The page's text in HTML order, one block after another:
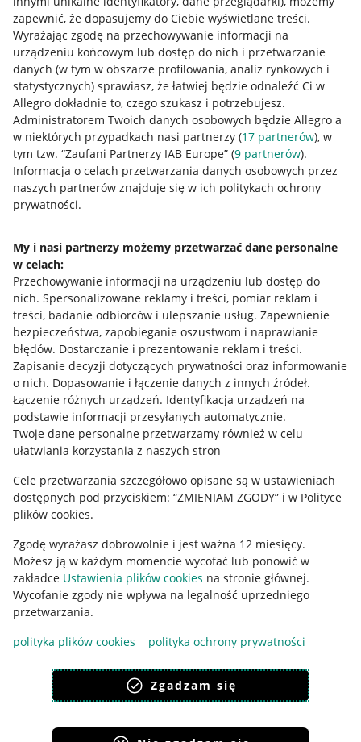
zapewnić, że dopasujemy do Ciebie wyświetlane treści.
Wyrażając zgodę na przechowywanie informacji na
urządzeniu końcowym lub dostęp do nich i przetwarzanie
danych (w tym w obszarze profilowania, analiz rynkowych i
statystycznych) sprawiasz, że łatwiej będzie odnaleźć Ci w
Allegro dokładnie to, czego szukasz i potrzebujesz.
Administratorem Twoich danych osobowych będzie Allegro a
w niektórych przypadkach nasi partnerzy (17 partnerów), w
tym tzw. “Zaufani Partnerzy IAB Europe” (9 partnerów).
Informacja o celach przetwarzania danych osobowych przez
naszych partnerów znajduje się w ich politykach ochrony
prywatności.
My i nasi partnerzy możemy przetwarzać dane personalne
w celach:
Przechowywanie informacji na urządzeniu lub dostęp do
nich. Spersonalizowane reklamy i treści, pomiar reklam i
treści, badanie odbiorców i ulepszanie usług. Zapewnienie
bezpieczeństwa, zapobieganie oszustwom i naprawianie
błędów. Dostarczanie i prezentowanie reklam i treści.
Zapisanie decyzji dotyczących prywatności oraz informowanie
o nich. Dopasowanie i łączenie danych z innych źródeł.
Łączenie różnych urządzeń. Identyfikacja urządzeń na
podstawie informacji przesyłanych automatycznie.
Twoje dane personalne przetwarzamy również w celu
ułatwiania korzystania z naszych stron
Cele przetwarzania szczegółowo opisane są w ustawieniach
dostępnych pod przyciskiem: “ZMIENIAM ZGODY” i w Polityce
plików cookies.
Zgodę wyrażasz dobrowolnie i jest ważna 12 miesięcy.
Możesz ją w każdym momencie wycofać lub ponowić w
zakładce Ustawienia plików cookies na stronie głównej.
Wycofanie zgody nie wpływa na legalność uprzedniego
przetwarzania.
polityka plików cookies
polityka ochrony prywatności
Zgadzam się
Przydatne informacje
Jak to działa
Allegro Gadane dla sprzedających
Allegro Gadane dla kupujących
Mapa miejscowości
Informacje prawne
Regulamin
Polityka plików "cookies"
Ustawienia plików "cookies"
Udostępnianie lokalizacji
Informacje dla Aktu o Usługach Cyfrowych
Pobierz aplikację